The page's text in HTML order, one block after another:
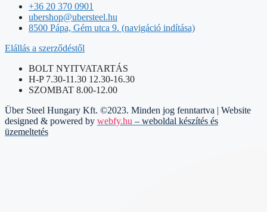
+36 20 370 0901
ubershop@ubersteel.hu
8500 Pápa, Gém utca 9. (navigáció indítása)
Elállás a szerződéstől
BOLT NYITVATARTÁS
H-P 7.30-11.30 12.30-16.30
SZOMBAT 8.00-12.00
Über Steel Hungary Kft. ©2023. Minden jog fenntartva | Website
designed & powered by webfy.hu – weboldal készítés és
üzemeltetés